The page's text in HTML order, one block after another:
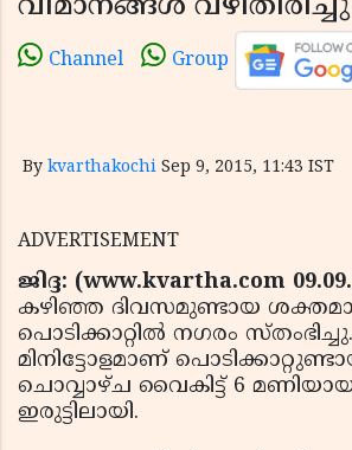
വിമാനങ്ങള്‍ വഴിതിരിച്ചു
Channel Group
By kvarthakochi Sep 9, 2015, 11:43 IST
ADVERTISEMENT
ജിദ്ദ: (www.kvartha.com
കഴിഞ്ഞ ദിവസമുണ്ടായ
പൊടിക്കാറ്റില്‍ നഗരം
മിനിട്ടോളമാണ്
ചൊവ്വാഴ്ച വൈകിട്ട് 6
ഇരുട്ടിലായി.